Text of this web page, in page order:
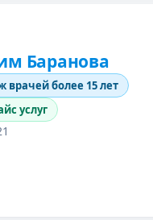
Баранова
врачей более 15 лет
услуг